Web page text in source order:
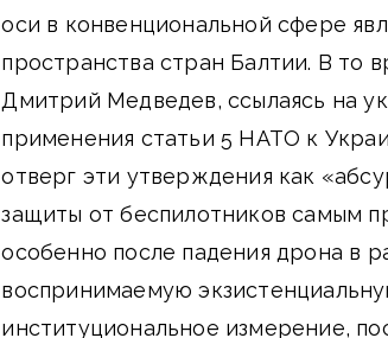
оси в конвенциональной сфере
пространства стран Балтии. В то
Дмитрий Медведев, ссылаясь на
применения статьи 5 НАТО к
отверг эти утверждения как
защиты от беспилотников самым
особенно после падения дрона в
воспринимаемую
институциональное измерение,